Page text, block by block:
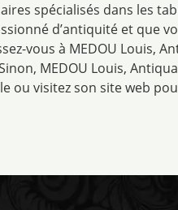
spécialisés dans les
d’antiquité et que
vous à MEDOU Louis,
MEDOU Louis,
ou visitez son site web